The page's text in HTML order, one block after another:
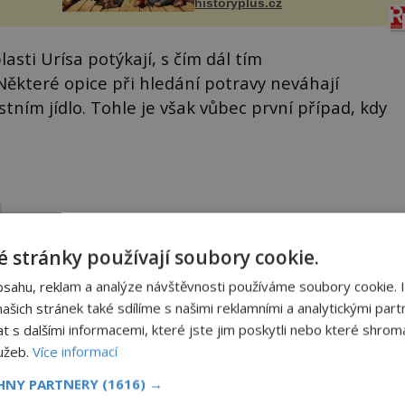
stal prostředníkem při řešení
sporu m...
Urísa potýkají, s čím dál tím
opice při hledání potravy neváhají
jídlo. Tohle je však vůbec první případ, kdy
Sdílet na X
Kam ve skutečnosti cestoval Marco Polo?
stránky používají soubory cookie.
reklam a analýze návštěvnosti používáme soubory cookie.
stránek také sdílíme s našimi reklamními a analytickými
s dalšími informacemi, které jste jim poskytli nebo které
Více informací
PARTNERY (1616) →